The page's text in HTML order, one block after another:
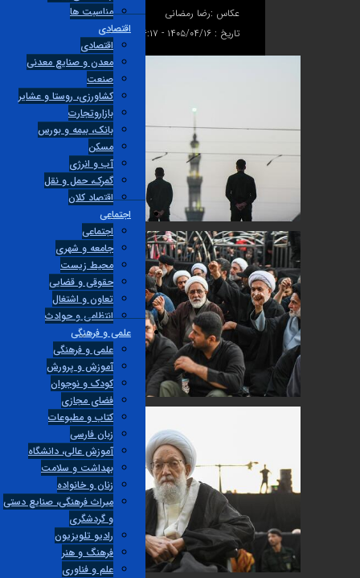
مناسبت ها
اقتصادی
اقتصادی
معدن و صنایع معدنی
صنعت
کشاورزی، روستا و عشایر
بازاروتجارت
بانک، بیمه و بورس
مسکن
آب و انرژی
گمرک، حمل و نقل
اقتصاد کلان
اجتماعی
اجتماعی
جامعه و شهری
محیط زیست
حقوقی و قضایی
تعاون و اشتغال
انتظامی و حوادث
علمی و فرهنگی
علمی و فرهنگی
آموزش و پرورش
کودک و نوجوان
فضای مجازی
کتاب و مطبوعات
زبان فارسی
آموزش عالی، دانشگاه
بهداشت و سلامت
زنان و خانواده
میراث فرهنگی، صنایع دستی
و گردشگری
راديو تلويزيون
فرهنگ و هنر
علم و فناوری
رضا رمضانی
۱۴۰۵/۰۴/۱۶ - ۱۶:۱۷